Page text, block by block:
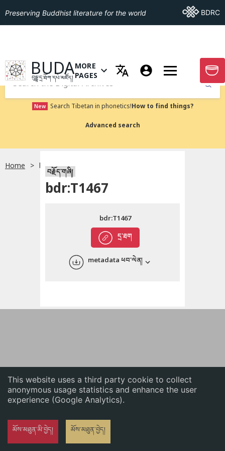
This website uses a third party cookie to collect
anonymous usage statistics and enhance the user
experience (Google Analytics).
མོས་མཐུན་མི་བྱེད། མོས་མཐུན་བྱེད།
English
Preserving Buddhist literature for the world Go ToBDRC
GO TO HOMEPAGE
BUDA
བུདྡྷ་དྲ་ཐོག་དཔེ་མཛོད།
OPEN MENU OF MORE PAGES
MORE
PAGES
GO
Submit
New Search Tibetan in phonetics!How to find things?
Advanced search
Home bdr:T1467
བརྗོད་གཞི།
bdr:T1467
དྲ་ཐག
bdr:T1467
metadata ཕབ་ལེན།